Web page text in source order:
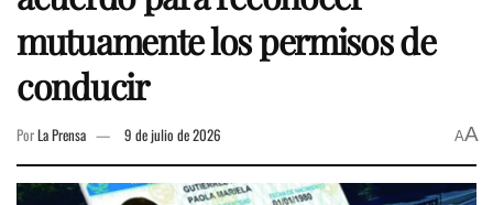
mutuamente los permisos de
conducir
PorLa Prensa 9 de julio de 2026 AA